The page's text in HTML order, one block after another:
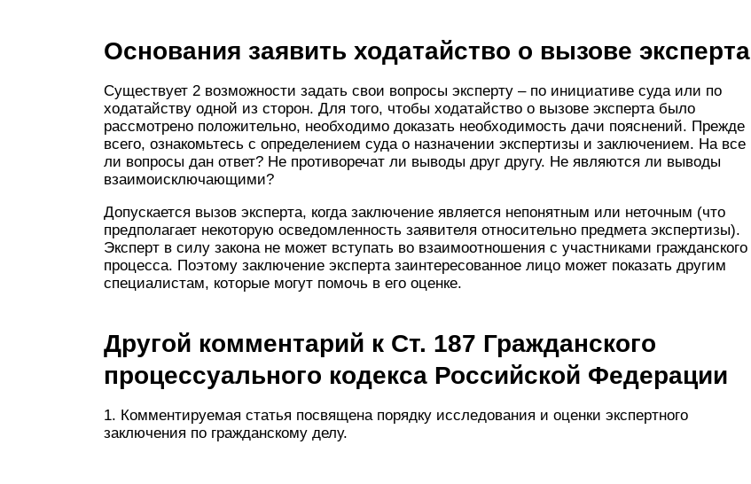
Основания заявить ходатайство о вызове эксперта
Существует 2 возможности задать свои вопросы эксперту – по инициативе суда или по
ходатайству одной из сторон. Для того, чтобы ходатайство о вызове эксперта было
рассмотрено положительно, необходимо доказать необходимость дачи пояснений. Прежде
всего, ознакомьтесь с определением суда о назначении экспертизы и заключением. На все
ли вопросы дан ответ? Не противоречат ли выводы друг другу. Не являются ли выводы
взаимоисключающими?
Допускается вызов эксперта, когда заключение является непонятным или неточным (что
предполагает некоторую осведомленность заявителя относительно предмета экспертизы).
Эксперт в силу закона не может вступать во взаимоотношения с участниками гражданского
процесса. Поэтому заключение эксперта заинтересованное лицо может показать другим
специалистам, которые могут помочь в его оценке.
Другой комментарий к Ст. 187 Гражданского
процессуального кодекса Российской Федерации
1. Комментируемая статья посвящена порядку исследования и оценки экспертного
заключения по гражданскому делу.